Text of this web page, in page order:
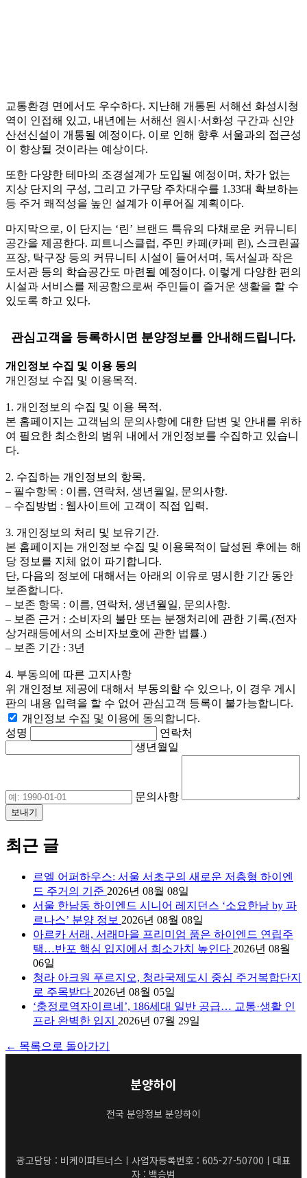
교통환경 면에서도 우수하다. 지난해 개통된 서해선 화성시청
역이 인접해 있고, 내년에는 서해선 원시·서화성 구간과 신안
산선신설이 개통될 예정이다. 이로 인해 향후 서울과의 접근성
이 향상될 것이라는 예상이다.
또한 다양한 테마의 조경설계가 도입될 예정이며, 차가 없는
지상 단지의 구성, 그리고 가구당 주차대수를 1.33대 확보하는
등 주거 쾌적성을 높인 설계가 이루어질 계획이다.
마지막으로, 이 단지는 ‘린’ 브랜드 특유의 다채로운 커뮤니티
공간을 제공한다. 피트니스클럽, 주민 카페(카페 린), 스크린골
프장, 탁구장 등의 커뮤니티 시설이 들어서며, 독서실과 작은
도서관 등의 학습공간도 마련될 예정이다. 이렇게 다양한 편의
시설과 서비스를 제공함으로써 주민들이 즐거운 생활을 할 수
있도록 하고 있다.
관심고객을 등록하시면 분양정보를 안내해드립니다.
개인정보 수집 및 이용 동의
개인정보 수집 및 이용목적.
1. 개인정보의 수집 및 이용 목적.
본 홈페이지는 고객님의 문의사항에 대한 답변 및 안내를 위하
여 필요한 최소한의 범위 내에서 개인정보를 수집하고 있습니
다.
2. 수집하는 개인정보의 항목.
– 필수항목 : 이름, 연락처, 생년월일, 문의사항.
– 수집방법 : 웹사이트에 고객이 직접 입력.
3. 개인정보의 처리 및 보유기간.
본 홈페이지는 개인정보 수집 및 이용목적이 달성된 후에는 해
당 정보를 지체 없이 파기합니다.
단, 다음의 정보에 대해서는 아래의 이유로 명시한 기간 동안
보존합니다.
– 보존 항목 : 이름, 연락처, 생년월일, 문의사항.
– 보존 근거 : 소비자의 불만 또는 분쟁처리에 관한 기록.(전자
상거래등에서의 소비자보호에 관한 법률.)
– 보존 기간 : 3년
4. 부동의에 따른 고지사항
위 개인정보 제공에 대해서 부동의할 수 있으나, 이 경우 게시
판의 내용 입력을 할 수 없어 관심고객 등록이 불가능합니다.
개인정보 수집 및 이용에 동의합니다.
성명
연락처
생년월일
문의사항
최근 글
르엘 어퍼하우스: 서울 서초구의 새로운 저층형 하이엔
드 주거의 기준 2026년 08월 08일
서울 한남동 하이엔드 시니어 레지던스 ‘소요한남 by 파
르나스’ 분양 정보 2026년 08월 08일
아르카 서래, 서래마을 프리미엄 품은 하이엔드 연립주
택…반포 핵심 입지에서 희소가치 높인다 2026년 08월
06일
청라 아크원 푸르지오, 청라국제도시 중심 주거복합단지
로 주목받다 2026년 08월 05일
‘충정로역자이르네’, 186세대 일반 공급… 교통·생활 인
프라 완벽한 입지 2026년 07월 29일
← 목록으로 돌아가기
분양하이
전국 분양정보 분양하이
광고담당 : 비케이파트너스ㅣ사업자등록번호 : 605-27-50700ㅣ대표
자 : 백승범